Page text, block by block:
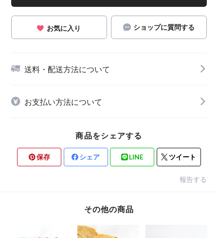
お気に入り ショップに質問する
送料・配送方法について
お支払い方法について
商品をシェアする
保存 シェア LINE ツイート
報告する
その他の商品